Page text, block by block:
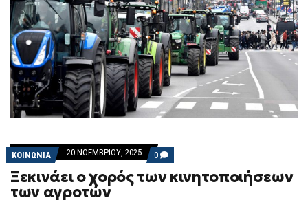
ΚΟΙΝΩΝΙΑ 20 ΝΟΕΜΒΡΊΟΥ, 2025 0 COMMENTS
ON
ΞΕΚΙΝΆΕΙ
Ο
Ξεκινάει ο χορός των κινητοποιήσεων
των αγροτών